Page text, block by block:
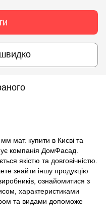
мат. купити в Києві та
компанія ДомФасад.
якістю та довговічністю.
знайти іншу продукцію
ознайомитися з
характеристиками
та видами допоможе